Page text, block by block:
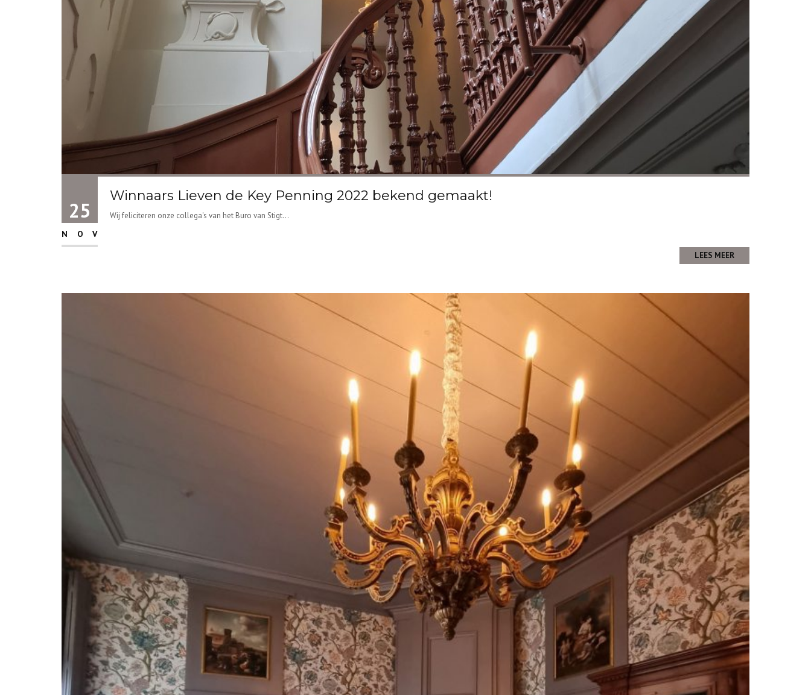
25
NOV
Winnaars Lieven de Key Penning 2022 bekend gemaakt!
Wij feliciteren onze collega's van het Buro van Stigt...
LEES MEER